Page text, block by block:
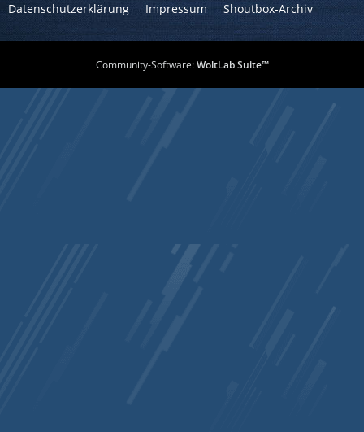
Datenschutzerklärung Impressum Shoutbox-Archiv
Community-Software:WoltLab Suite™